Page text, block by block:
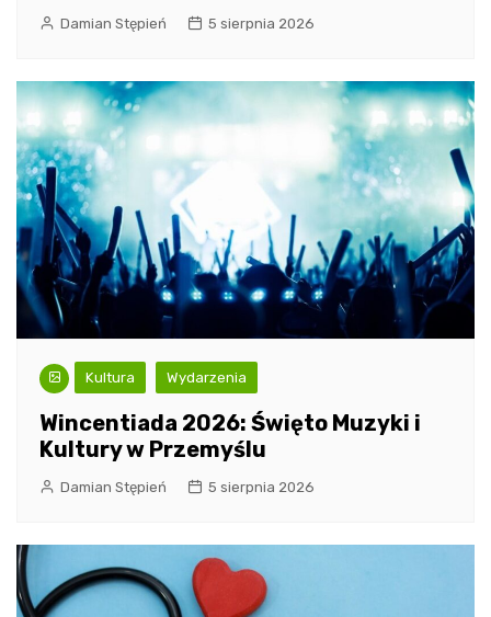
Damian Stępień 5 sierpnia 2026
Kultura Wydarzenia
Wincentiada 2026: Święto Muzyki i
Kultury w Przemyślu
Damian Stępień 5 sierpnia 2026